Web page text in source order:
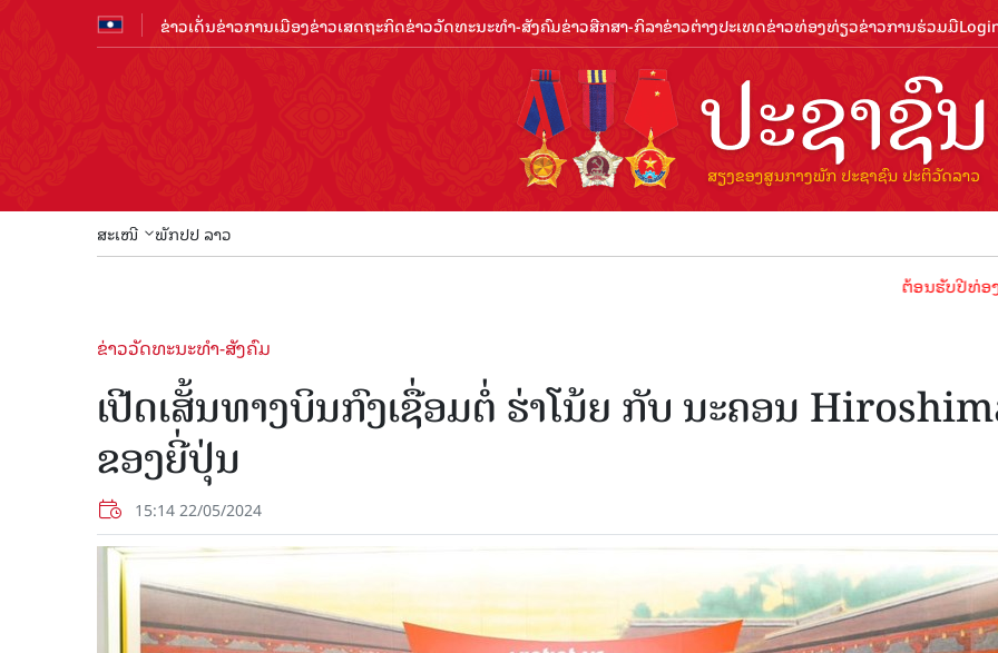
ຂ່າວເດັ່ນຂ່າວການເມືອງຂ່າວເສດຖະກິດຂ່າວວັດທະນະທຳ-ສັງຄົມຂ່າວສືກສາ-ກິລາຂ່າວຕ່າງປະເທດຂ່າວທ່ອງທ່ຽວຂ່າວການຮ່ວມມື
ສະເໜີ ພັກປປ ລາວ
ຕ້ອນຮັບປີທ່ອງທ່ຽວລ
ຂ່າວວັດທະນະທຳ-ສັງຄົມ
ເປີດເສັ້ນທາງບິນກົງເຊື່ອມຕໍ່ ຮ່າໂນ້ຍ ກັບ ນະຄອນ
ຂອງຍີ່ປຸ່ນ
15:14 22/05/2024